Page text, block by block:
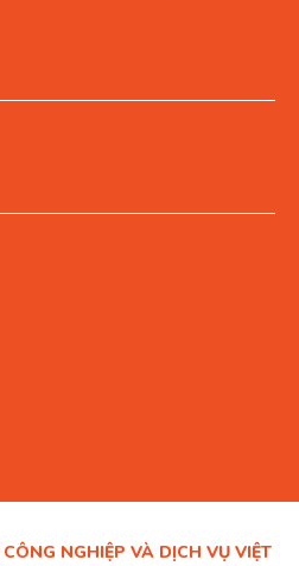
NGHIỆP VÀ DỊCH VỤ VIỆT